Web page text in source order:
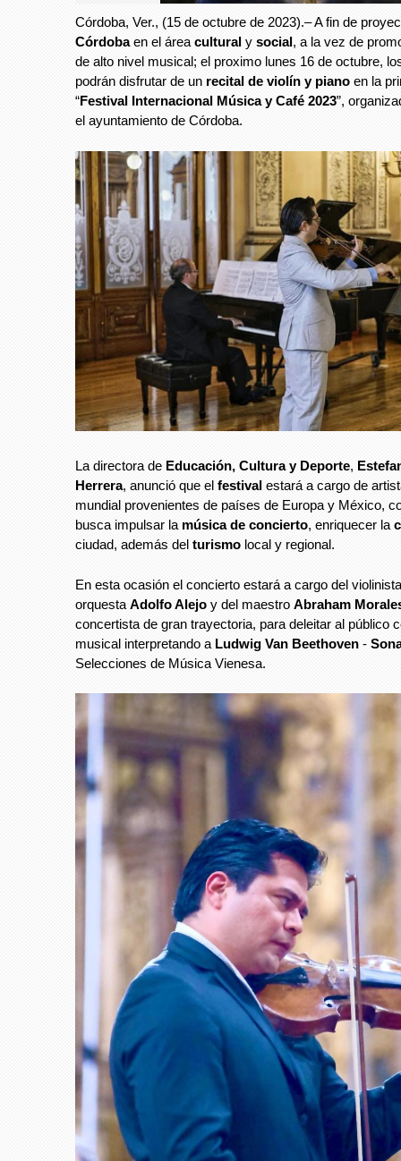
Córdoba, Ver., (15 de octubre de 2023).– A fin de
Córdobaen el área cultural y social, a la vez de
de alto nivel musical; el proximo lunes 16 de octubre,
podrán disfrutar de un recital de violín y piano en la
“Festival Internacional Música y Café 2023”,
el ayuntamiento de Córdoba.
La directora de Educación, Cultura y Deporte,
Herrera, anunció que el festival estará a cargo de
mundial provenientes de países de Europa y México,
busca impulsar la música de concierto, enriquecer la
ciudad, además del turismo local y regional.
En esta ocasión el concierto estará a cargo del
orquesta Adolfo Alejo y del maestro Abraham
concertista de gran trayectoria, para deleitar al público
musical interpretando a Ludwig Van Beethoven -
Selecciones de Música Vienesa.